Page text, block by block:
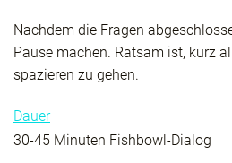
Nachdem die Fragen
Pause machen. Ratsam ist, kurz
spazieren zu gehen.
Dauer
30-45 Minuten Fishbowl-Dialog